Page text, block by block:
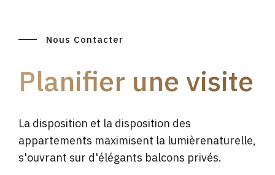
Nous Contacter
Planifier une visite
La disposition et la disposition des
appartements maximisent la lumièrenaturelle,
s'ouvrant sur d'élégants balcons privés.